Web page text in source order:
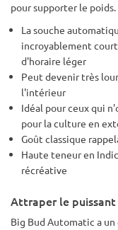
pour supporter le poids.
La souche
incroyablement
d'horaire léger
Peut devenir très
l'intérieur
Idéal pour ceux qui
pour la culture en
Goût classique
Haute teneur en
récréative
Attraper le puissant
Big Bud Automatic a